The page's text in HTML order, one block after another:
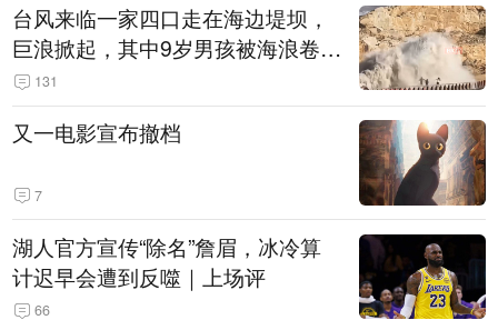
台风来临一家四口走在海边堤坝，
巨浪掀起，其中9岁男孩被海浪卷
走，目前搜救仍在进行中
131
又一电影宣布撤档
7
湖人官方宣传“除名”詹眉，冰冷算
计迟早会遭到反噬｜上场评
66